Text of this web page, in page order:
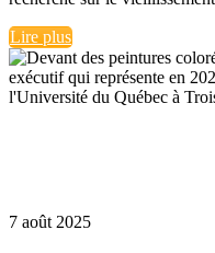
Lire plus
7 août 2025